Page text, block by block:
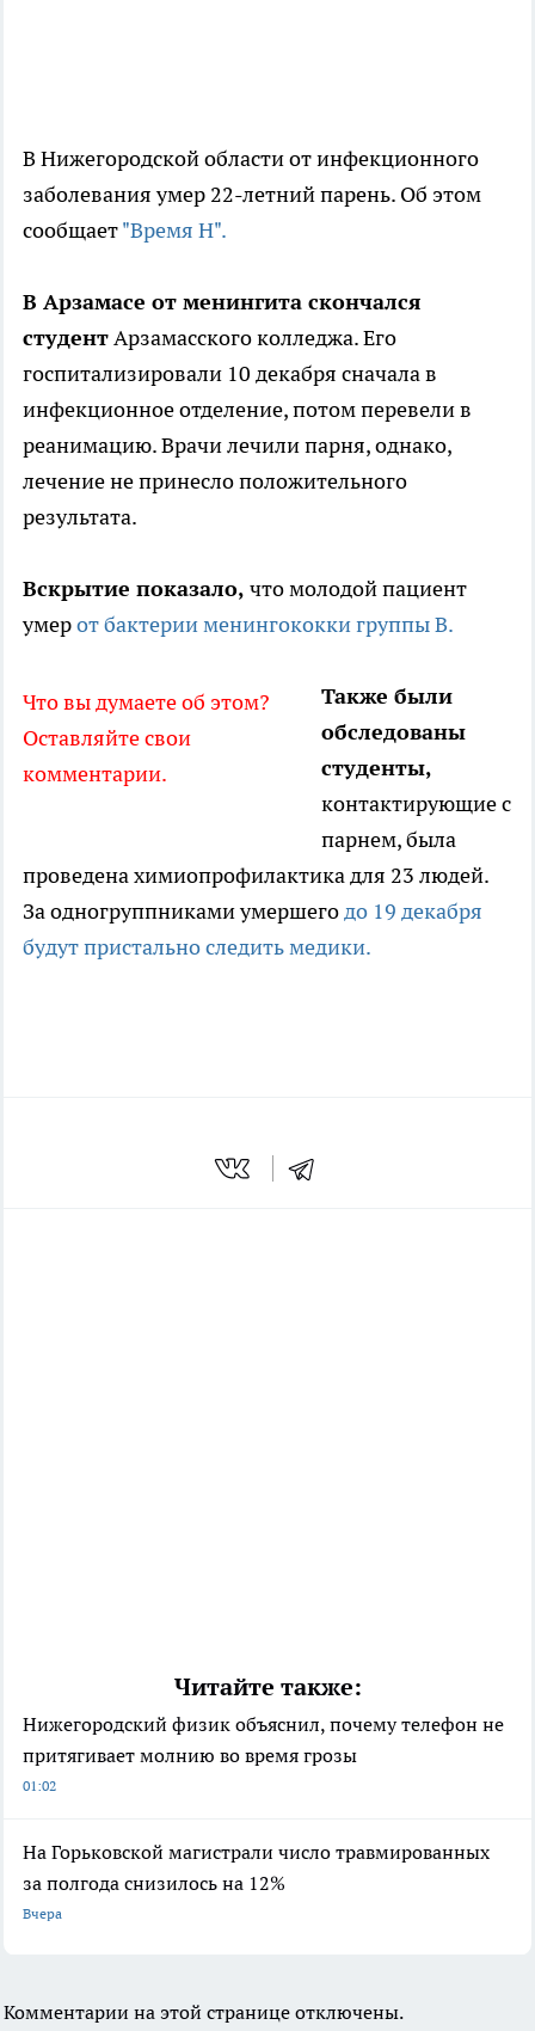
В Нижегородской области от инфекционного
заболевания умер 22-летний парень. Об этом
сообщает"Время Н".
В Арзамасе от менингита скончался
студентАрзамасского колледжа. Его
госпитализировали 10 декабря сначала в
инфекционное отделение, потом перевели в
реанимацию. Врачи лечили парня, однако,
лечение не принесло положительного
результата.
Вскрытие показало, что молодой пациент
умерот бактерии менингококки группы В.
Что вы думаете об этом?
Оставляйте свои
комментарии.
Также были
обследованы
студенты,
контактирующие с
парнем, была
проведена химиопрофилактика для 23 людей.
За одногруппниками умершегодо 19 декабря
будут пристально следить медики.
Читайте также:
Нижегородский физик объяснил, почему телефон не
притягивает молнию во время грозы
01:02
На Горьковской магистрали число травмированных
за полгода снизилось на 12%
Вчера
Комментарии на этой странице отключены.